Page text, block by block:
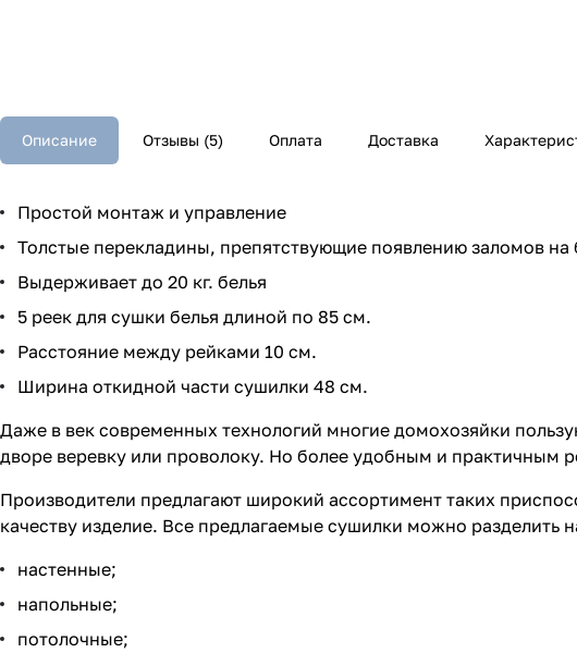
Описание Отзывы (5) Оплата Доставка
Простой монтаж и управление
Толстые перекладины, препятствующие появлению заломов на
Выдерживает до 20 кг. белья
5 реек для сушки белья длиной по 85 см.
Расстояние между рейками 10 см.
Ширина откидной части сушилки 48 см.
Даже в век современных технологий многие домохозяйки
дворе веревку или проволоку. Но более удобным и практичным
Производители предлагают широкий ассортимент таких
качеству изделие. Все предлагаемые сушилки можно разделить
настенные;
напольные;
потолочные;